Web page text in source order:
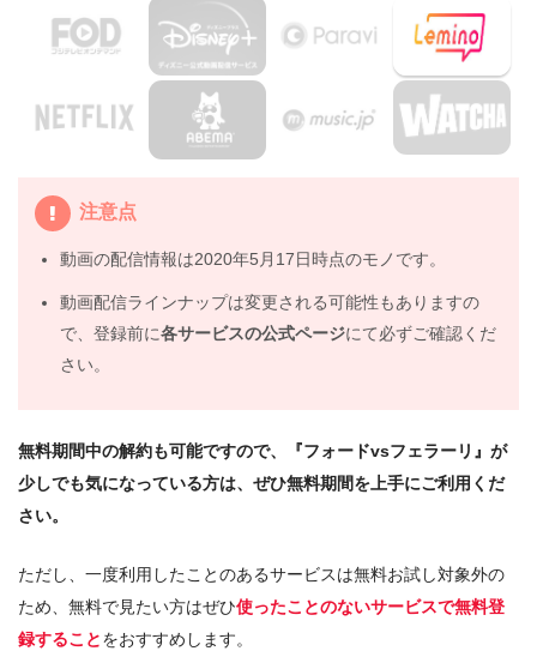
Pandoraではなく、配信サービスで安全に見よう
映画『フォードvsフェラーリ』動画フル無料視聴まとめ
注意点
動画の配信情報は2020年5月17日時点のモノです。
動画配信ラインナップは変更される可能性もありますの
で、登録前に各サービスの公式ページにて必ずご確認くだ
さい。
無料期間中の解約も可能ですので、『フォードvsフェラーリ』が
少しでも気になっている方は、ぜひ無料期間を上手にご利用くだ
さい。
ただし、一度利用したことのあるサービスは無料お試し対象外の
ため、無料で見たい方はぜひ使ったことのないサービスで無料登
録することをおすすめします。